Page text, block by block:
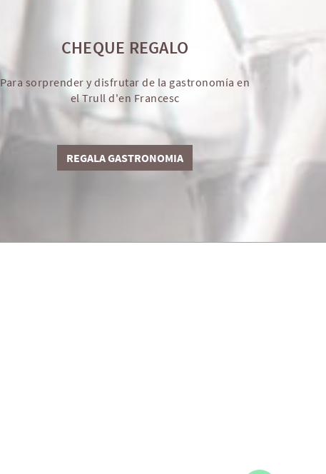
CHEQUE REGALO
Para sorprender y disfrutar de la gastronomía en
el Trull d'en Francesc
REGALA GASTRONOMIA